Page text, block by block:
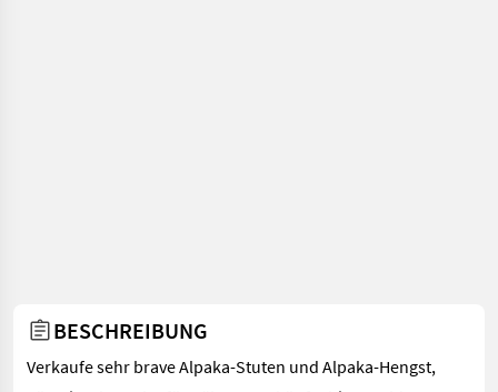
BESCHREIBUNG
Verkaufe sehr brave Alpaka-Stuten und Alpaka-Hengst,